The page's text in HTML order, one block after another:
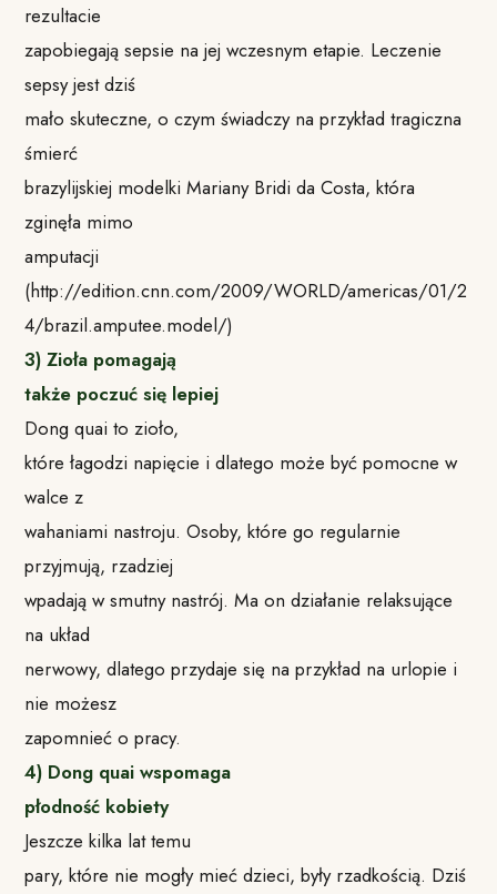
rezultacie
zapobiegają sepsie na jej wczesnym etapie. Leczenie
sepsy jest dziś
mało skuteczne, o czym świadczy na przykład tragiczna
śmierć
brazylijskiej modelki Mariany Bridi da Costa, która
zginęła mimo
amputacji
(http://edition.cnn.com/2009/WORLD/americas/01/2
4/brazil.amputee.model/)
3) Zioła pomagają
także poczuć się lepiej
Dong quai to zioło,
które łagodzi napięcie i dlatego może być pomocne w
walce z
wahaniami nastroju. Osoby, które go regularnie
przyjmują, rzadziej
wpadają w smutny nastrój. Ma on działanie relaksujące
na układ
nerwowy, dlatego przydaje się na przykład na urlopie i
nie możesz
zapomnieć o pracy.
4) Dong quai wspomaga
płodność kobiety
Jeszcze kilka lat temu
pary, które nie mogły mieć dzieci, były rzadkością. Dziś